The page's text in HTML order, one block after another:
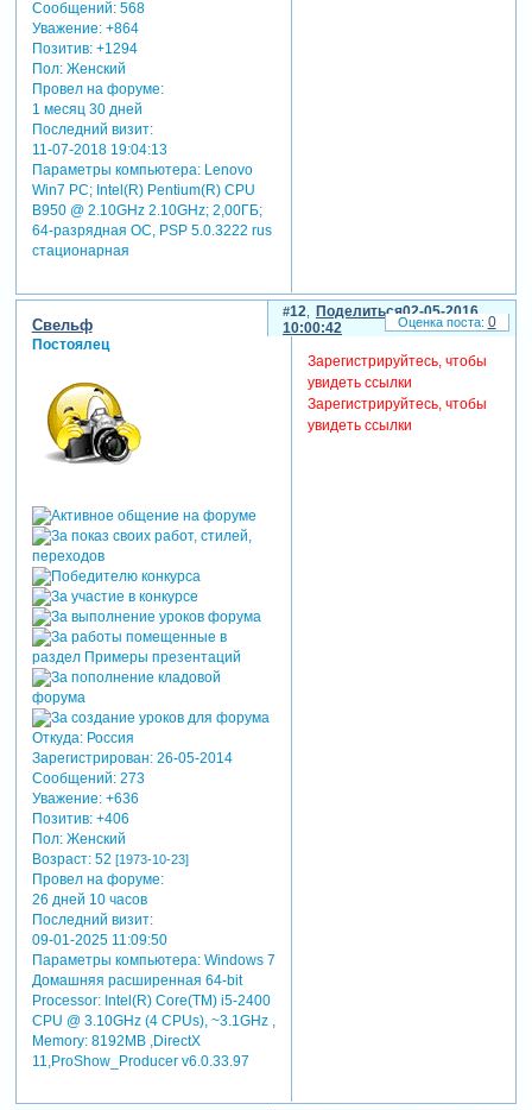
Сообщений:568
Уважение: +864
Позитив: +1294
Пол:Женский
Провел на форуме:
1 месяц 30 дней
Последний визит:
11-07-2018 19:04:13
Параметры компьютера:Lenovo
Win7 PC; Intel(R) Pentium(R) CPU
B950 @ 2.10GHz 2.10GHz; 2,00ГБ;
64-разрядная ОС, PSP 5.0.3222 rus
стационарная
Поделиться
12
02-05-2016
10:00:42
Свельф
Постоялец
Откуда:Россия
Зарегистрирован: 26-05-2014
Сообщений:273
Уважение: +636
Позитив: +406
Пол:Женский
Возраст:52 [1973-10-23]
Провел на форуме:
26 дней 10 часов
Последний визит:
09-01-2025 11:09:50
Параметры компьютера:Windows 7
Домашняя расширенная 64-bit
Processor: Intel(R) Core(TM) i5-2400
CPU @ 3.10GHz (4 CPUs), ~3.1GHz ,
Memory: 8192MB ,DirectX
11,ProShow_Producer v6.0.33.97
Зарегистрируйтесь, чтобы
увидеть ссылки
Зарегистрируйтесь, чтобы
увидеть ссылки
0